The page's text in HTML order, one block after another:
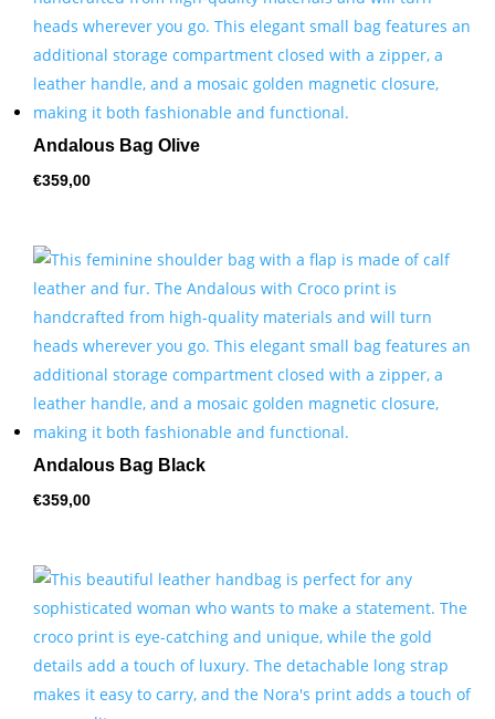
Andalous Bag Olive
€359,00
Andalous Bag Black
€359,00